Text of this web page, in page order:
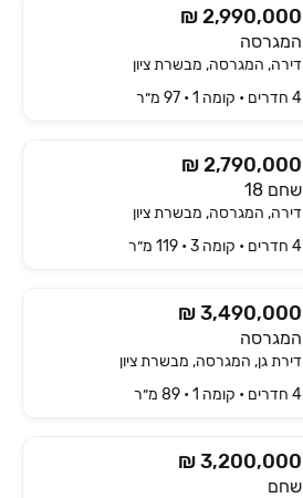
₪ 2,990,000
המגרסה
דירה, המגרסה, מבשרת ציון
4 חדרים • קומה ‎1‏ • 97 מ״ר
₪ 2,790,000
שחם 18
דירה, המגרסה, מבשרת ציון
4 חדרים • קומה ‎3‏ • 119 מ״ר
₪ 3,490,000
המגרסה
דירת גן, המגרסה, מבשרת ציון
4 חדרים • קומה ‎1‏ • 89 מ״ר
₪ 3,200,000
שחם